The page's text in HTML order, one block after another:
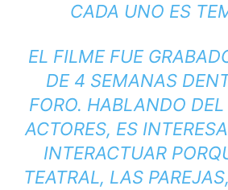
CADA UNO ES
EL FILME FUE
DE 4 SEMANAS
FORO. HABLANDO
ACTORES, ES
INTERACTUAR
TEATRAL, LAS